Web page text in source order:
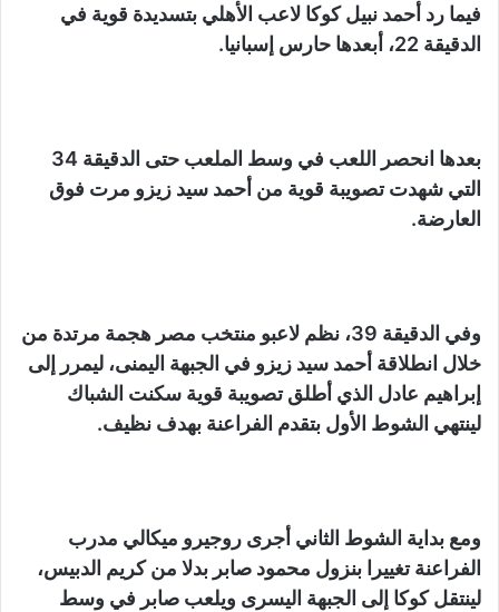
فيما رد أحمد نبيل كوكا لاعب الأهلي بتسديدة قوية في
الدقيقة 22، أبعدها حارس إسبانيا.
بعدها انحصر اللعب في وسط الملعب حتى الدقيقة 34
التي شهدت تصويبة قوية من أحمد سيد زيزو مرت فوق
العارضة.
وفي الدقيقة 39، نظم لاعبو منتخب مصر هجمة مرتدة من
خلال انطلاقة أحمد سيد زيزو في الجبهة اليمنى، ليمرر إلى
إبراهيم عادل الذي أطلق تصويبة قوية سكنت الشباك
لينتهي الشوط الأول بتقدم الفراعنة بهدف نظيف.
ومع بداية الشوط الثاني أجرى روجيرو ميكالي مدرب
الفراعنة تغييرا بنزول محمود صابر بدلا من كريم الدبيس،
لينتقل كوكا إلى الجبهة اليسرى ويلعب صابر في وسط